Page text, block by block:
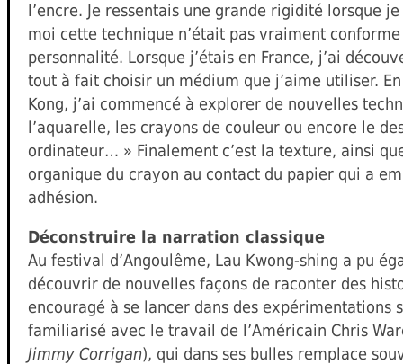
l’encre. Je ressentais une grande rigidité lorsque
moi cette technique n’était pas vraiment
personnalité. Lorsque j’étais en France, j’ai
tout à fait choisir un médium que j’aime utiliser.
Kong, j’ai commencé à explorer de nouvelles
l’aquarelle, les crayons de couleur ou encore le
ordinateur… » Finalement c’est la texture, ainsi
organique du crayon au contact du papier qui a
adhésion.
Déconstruire la narration classique
Au festival d’Angoulême, Lau Kwong-shing a pu
découvrir de nouvelles façons de raconter des
encouragé à se lancer dans des expérimentations
familiarisé avec le travail de l’Américain Chris
Jimmy Corrigan), qui dans ses bulles remplace